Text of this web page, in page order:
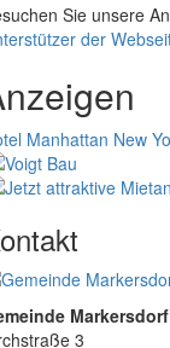
Sie unsere
der
Manhattan New
Markersdorf
3